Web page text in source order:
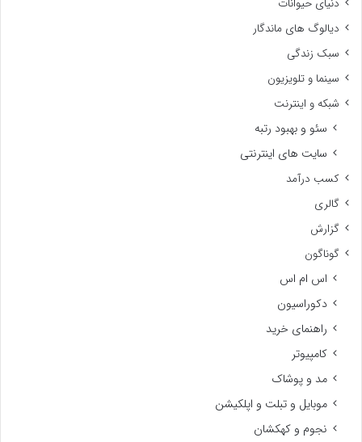
دیالوگ های ماندگار
سبک زندگی
سینما و تلویزیون
شبکه و اینترنت
سئو و بهبود رتبه
سایت های اینترنتی
کسب درآمد
گالری
گزارش
گوناگون
اس ام اس
دکوراسیون
راهنمای خرید
کامپیوتر
مد و پوشاک
موبایل و تبلت و اپلکیشن
نجوم و کهکشان